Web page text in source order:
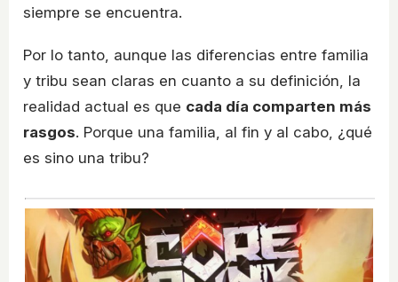
siempre se encuentra.
Por lo tanto, aunque las diferencias entre familia
y tribu sean claras en cuanto a su definición, la
realidad actual es que cada día comparten más
rasgos. Porque una familia, al fin y al cabo, ¿qué
es sino una tribu?